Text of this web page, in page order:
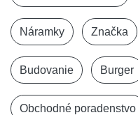
Náramky Značka
Budovanie Burger
Obchodné poradenstvo